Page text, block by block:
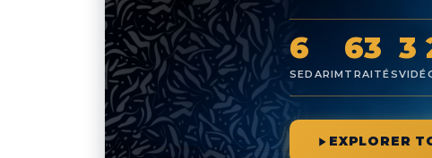
6
SEDARIM
63
TRAITÉS
3
EXPLORER